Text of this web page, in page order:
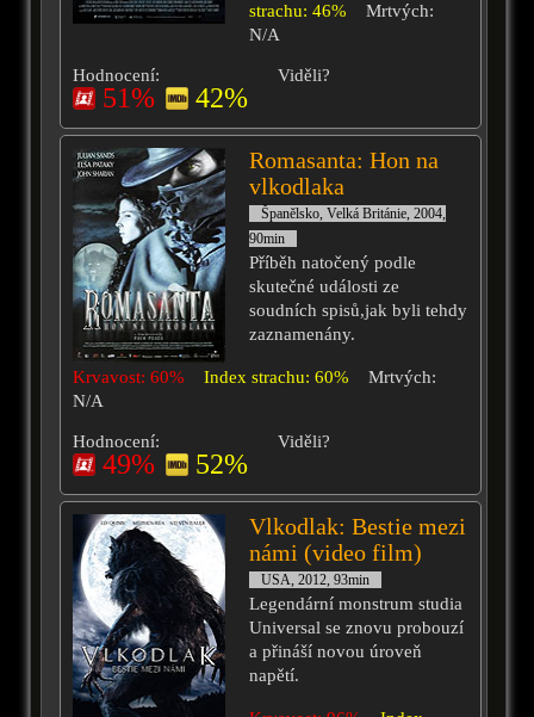
strachu: 46%
Mrtvých:
N/A
Hodnocení:
51% 42%
Viděli?
Romasanta: Hon na
vlkodlaka
Španělsko, Velká Británie, 2004,
90min
Příběh natočený podle
skutečné události ze
soudních spisů,jak byli tehdy
zaznamenány.
Krvavost: 60% Index strachu: 60%
Mrtvých:
N/A
Hodnocení:
49% 52%
Viděli?
Vlkodlak: Bestie mezi
námi (video film)
USA, 2012, 93min
Legendární monstrum studia
Universal se znovu probouzí
a přináší novou úroveň
napětí.